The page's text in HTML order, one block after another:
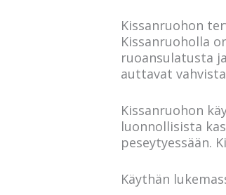
Kissanruohon
Kissanruoholla
ruoansulatusta
auttavat
Kissanruohon
luonnollisista
peseytyessään.
Käythän